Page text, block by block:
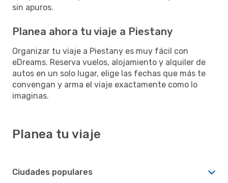
sin apuros.
Planea ahora tu viaje a Piestany
Organizar tu viaje a Piestany es muy fácil con
eDreams. Reserva vuelos, alojamiento y alquiler de
autos en un solo lugar, elige las fechas que más te
convengan y arma el viaje exactamente como lo
imaginas.
Planea tu viaje
Ciudades populares